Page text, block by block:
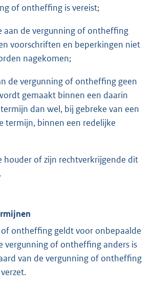
of ontheffing is vereist;
aan de vergunning of ontheffing
voorschriften en beperkingen niet
nagekomen;
de vergunning of ontheffing geen
gemaakt binnen een daarin
dan wel, bij gebreke van een
termijn, binnen een redelijke
houder of zijn rechtverkrijgende dit
ontheffing geldt voor onbepaalde
vergunning of ontheffing anders is
van de vergunning of ontheffing